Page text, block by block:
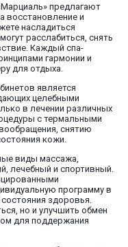
предлагают
восстановление и
насладиться
расслабиться, снять
Каждый спа-
гармонии и
для отдыха.
является
целебными
в лечении различных
с термальными
снятию
кожи.
виды массажа,
лечебный и спортивный.
программу в
здоровья.
но и улучшить обмен
для поддержания